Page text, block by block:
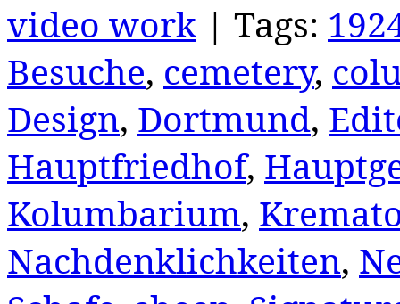
video work | Tags:
Besuche, cemetery,
Design, Dortmund,
Hauptfriedhof,
Kolumbarium,
Nachdenklichkeiten,